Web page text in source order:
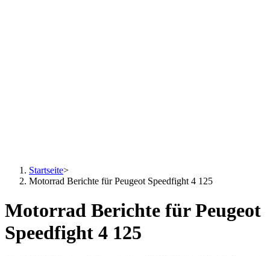
Startseite>
Motorrad Berichte für Peugeot Speedfight 4 125
Motorrad Berichte für Peugeot
Speedfight 4 125